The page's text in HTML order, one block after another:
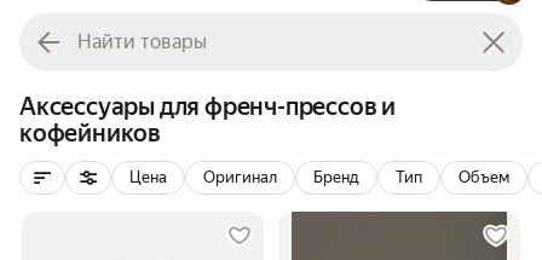
Аксессуары для френч-прессов и
кофейников
Цена Оригинал Бренд Тип Объем